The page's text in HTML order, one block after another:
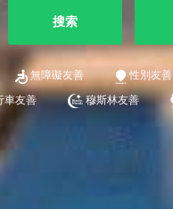
搜索
無障礙友善 性別友善
車友善 穆斯林友善